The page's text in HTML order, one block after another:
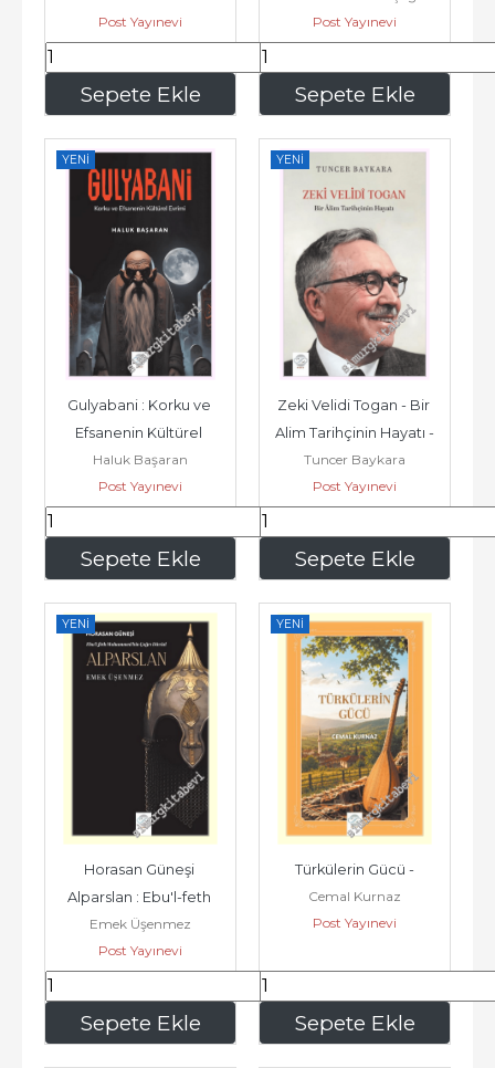
Sepete Ekle
Post Yayınevi
210,00 Sepete Ekle
Post Yayınevi
1.610,00
YENI
Sepete Ekle
Gulyabani : Korku ve
Efsanenin Kültürel
Evreni -
Haluk Başaran
Post Yayınevi
147,00
YENI
Sepete Ekle
Zeki Velidi Togan - Bir
Alim Tarihçinin Hayatı -
Tuncer Baykara
Post Yayınevi
280,00
YENI
Sepete Ekle
Horasan Güneşi
Alparslan : Ebu'l-feth
Muhammed bin Çağrı
Dâvûd Alparslan -
Emek Üşenmez
Post Yayınevi
199,50
YENI
Sepete Ekle
Türkülerin Gücü -
Cemal Kurnaz
Post Yayınevi
245,00